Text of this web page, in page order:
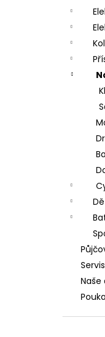
Servis